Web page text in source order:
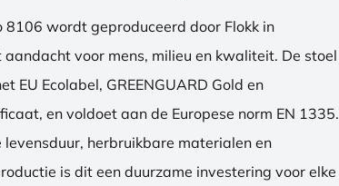
8106 wordt geproduceerd door Flokk in
aandacht voor mens, milieu en kwaliteit. De stoel
EU Ecolabel, GREENGUARD Gold en
en voldoet aan de Europese norm EN 1335.
levensduur, herbruikbare materialen en
is dit een duurzame investering voor elke